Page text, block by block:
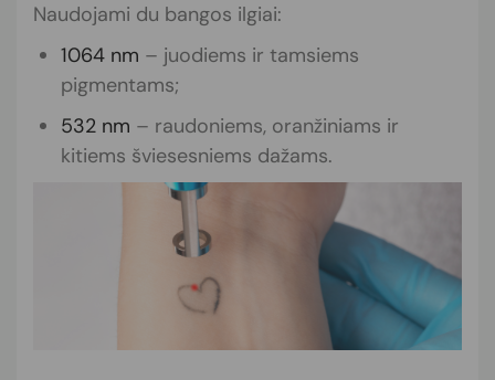
Naudojami du bangos ilgiai:
1064 nm – juodiems ir tamsiems
pigmentams;
532 nm – raudoniems, oranžiniams ir
kitiems šviesesniems dažams.